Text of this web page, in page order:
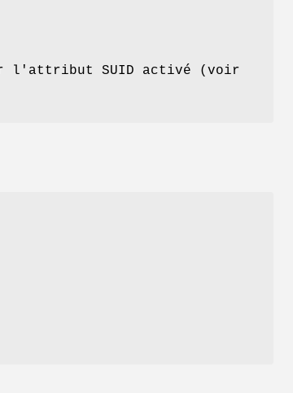
l'attribut SUID activé (voir